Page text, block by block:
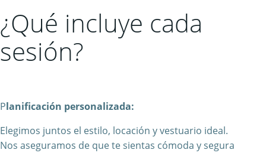
¿Qué incluye cada
sesión?
Planificación personalizada:
Elegimos juntos el estilo, locación y vestuario ideal.
Nos aseguramos de que te sientas cómoda y segura